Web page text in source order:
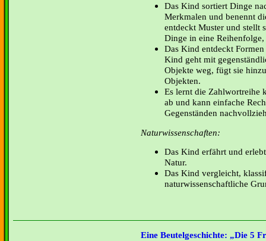
Das Kind sortiert Dinge
Merkmalen und benennt
entdeckt Muster und stellt
Dinge in eine
Das Kind entdeckt
Kind geht mit
Objekte weg, fügt sie
Objekten.
Es lernt die Zahlwortreihe
ab und kann einfache
Gegenständen
Naturwissenschaften:
Das Kind erfährt und
Natur.
Das Kind vergleicht,
naturwissenschaftliche
Eine Beutelgeschichte: „Die 5